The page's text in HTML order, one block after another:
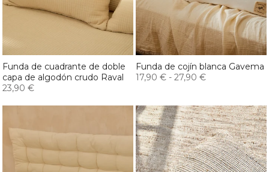
Funda de cuadrante de doble
capa de algodón crudo Raval
23,90 €
Funda de cojín blanca Gavema
17,90 € - 27,90 €